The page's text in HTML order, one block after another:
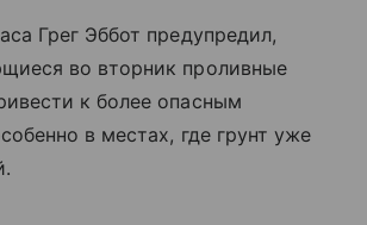
Грег Эббот предупредил,
во вторник проливные
к более опасным
в местах, где грунт уже